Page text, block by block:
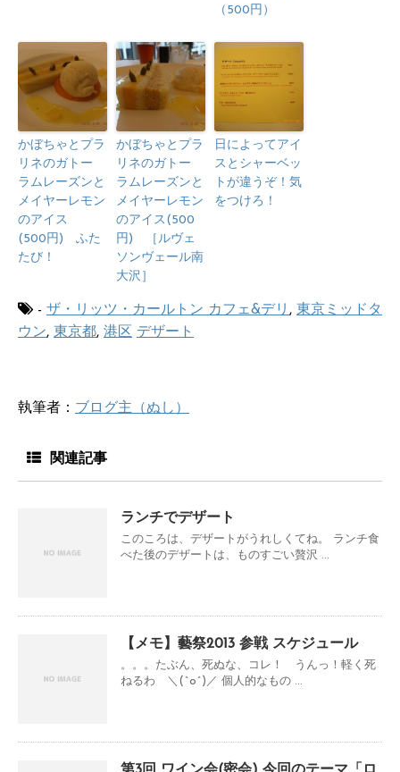
（500円）
かぼちゃとプラ
リネのガトー
ラムレーズンと
メイヤーレモン
のアイス
(500円) ふた
たび！
かぼちゃとプラ
リネのガトー
ラムレーズンと
メイヤーレモン
のアイス(500
円) ［ルヴェ
ソンヴェール南
大沢］
日によってアイ
スとシャーベッ
トが違うぞ！気
をつけろ！
- ザ・リッツ・カールトン カフェ&デリ , 東京ミッドタ
ウン, 東京都, 港区 デザート
執筆者： ブログ主（ぬし）
関連記事
ランチでデザート
このころは、デザートがうれしくてね。 ランチ食
べた後のデザートは、ものすごい贅沢 ...
【メモ】藝祭2013 参戦 スケジュール
。。。たぶん、死ぬな、コレ！ うんっ！軽く死
ねるわ ＼(^o^)／ 個人的なもの ...